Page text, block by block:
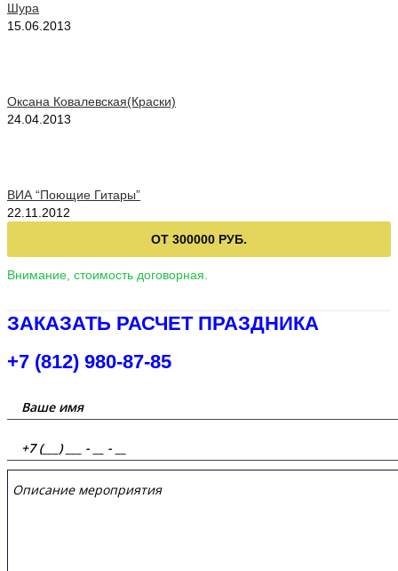
Шура
15.06.2013
Оксана Ковалевская(Краски)
24.04.2013
ВИА “Поющие Гитары”
22.11.2012
ОТ 300000 РУБ.
Внимание, стоимость договорная.
ЗАКАЗАТЬ РАСЧЕТ ПРАЗДНИКА
+7 (812) 980-87-85